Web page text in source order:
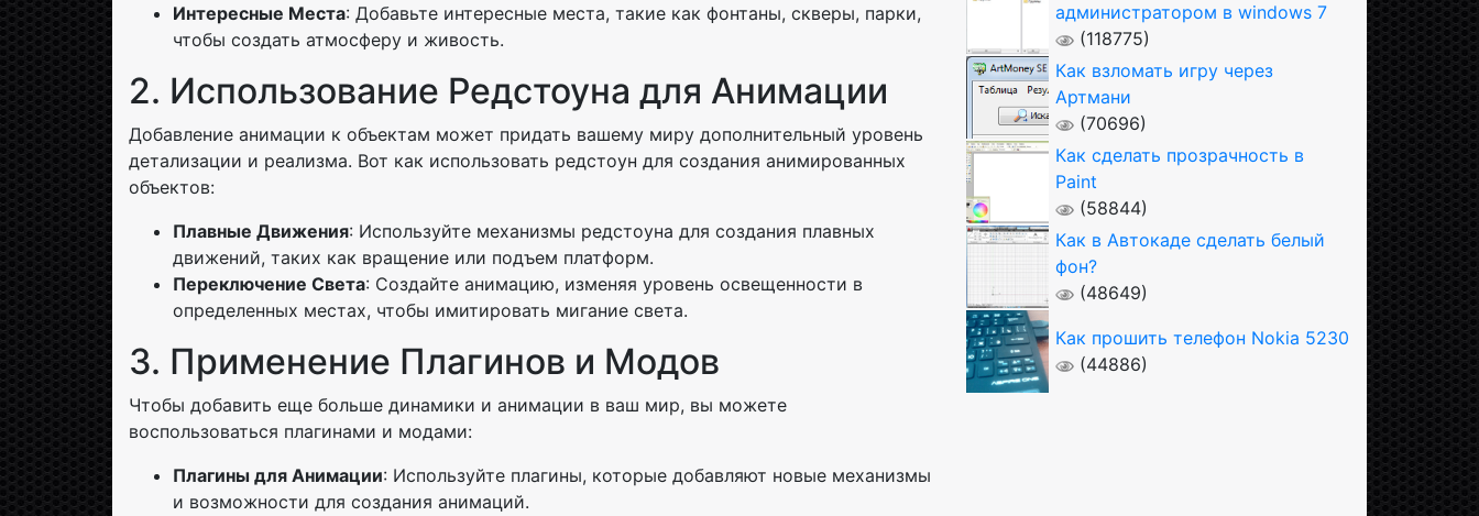
Интересные Места: Добавьте интересные места, такие как фонтаны, скверы, парки,
чтобы создать атмосферу и живость.
2. Использование Редстоуна для Анимации
Добавление анимации к объектам может придать вашему миру дополнительный уровень
детализации и реализма. Вот как использовать редстоун для создания анимированных
объектов:
Плавные Движения: Используйте механизмы редстоуна для создания плавных
движений, таких как вращение или подъем платформ.
Переключение Света: Создайте анимацию, изменяя уровень освещенности в
определенных местах, чтобы имитировать мигание света.
3. Применение Плагинов и Модов
Чтобы добавить еще больше динамики и анимации в ваш мир, вы можете
воспользоваться плагинами и модами:
Плагины для Анимации: Используйте плагины, которые добавляют новые механизмы
и возможности для создания анимаций.
администратором в windows 7
(118775)
Как взломать игру через
Артмани
(70696)
Как сделать прозрачность в
Paint
(58844)
Как в Автокаде сделать белый
фон?
(48649)
Как прошить телефон Nokia 5230
(44886)